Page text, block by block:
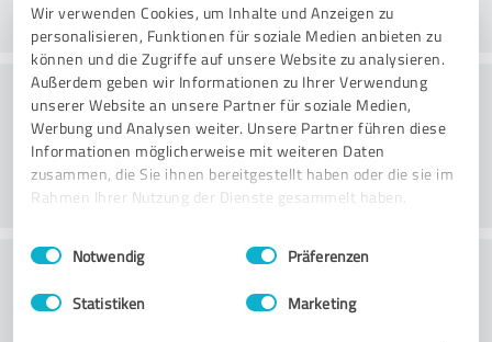
Wir verwenden Cookies, um Inhalte und Anzeigen zu
personalisieren, Funktionen für soziale Medien anbieten zu
können und die Zugriffe auf unsere Website zu analysieren.
Außerdem geben wir Informationen zu Ihrer Verwendung
unserer Website an unsere Partner für soziale Medien,
Werbung und Analysen weiter. Unsere Partner führen diese
Informationen möglicherweise mit weiteren Daten
zusammen, die Sie ihnen bereitgestellt haben oder die sie im
Rahmen Ihrer Nutzung der Dienste gesammelt haben.
Impressum Datenschutzbestimmungen
Einwilligungsauswahl
Notwendig Präferenzen
Statistiken Marketing
Konsultatsioon
Klienditeenindus